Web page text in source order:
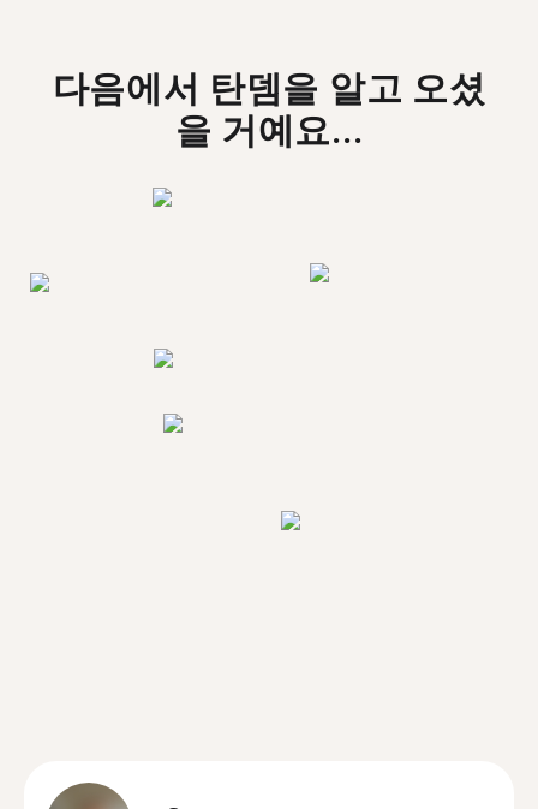
다음에서 탄뎀을 알고 오셨
을 거예요...